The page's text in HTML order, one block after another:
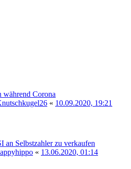
Corona
« 10.09.2020, 19:21
an Selbstzahler zu verkaufen
« 13.06.2020, 01:14